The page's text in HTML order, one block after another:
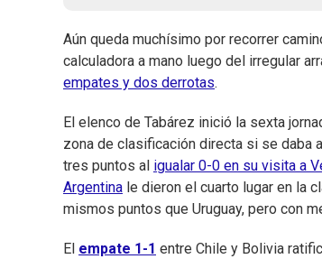
Aún queda muchísimo por recorrer
calculadora a mano luego del irregular
empates y dos derrotas.
El elenco de Tabárez inició la sexta
zona de clasificación directa si se daba
tres puntos al igualar 0-0 en su visita a
Argentina le dieron el cuarto lugar en la
mismos puntos que Uruguay, pero con
El empate 1-1 entre Chile y Bolivia